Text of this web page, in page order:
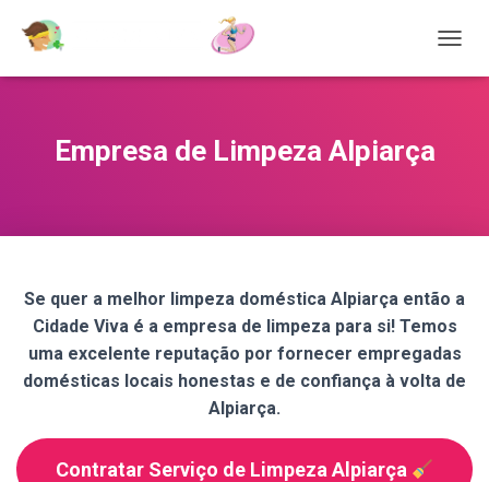
O
T
I
Empresa de Limpeza Alpiarça
Se quer a melhor limpeza doméstica Alpiarça então a
Cidade Viva é a empresa de limpeza para si! Temos
uma excelente reputação por fornecer empregadas
domésticas locais honestas e de confiança à volta de
Alpiarça.
Contratar Serviço de Limpeza Alpiarça